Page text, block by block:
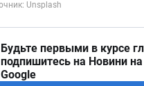
Будьте первыми в курсе
подпишитесь на Новини на
Google